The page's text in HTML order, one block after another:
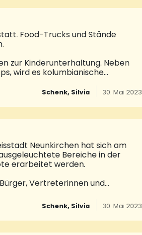
Food-Trucks und Stände
zur Kinderunterhaltung. Neben
wird es kolumbianische
Churros aus
Veranstaltungstage werden
Schlemmer-Festival auf der
Schenk, Silvia 30. Mai 2023
Neunkirchen hat sich am
Bereiche in der
erarbeitet werden.
Vertreterinnen und
Stadtentwicklung“ teil.Das
Der Ort wird rechtzeitig bekannt
der Arbeitsgruppe
Schenk, Silvia 30. Mai 2023